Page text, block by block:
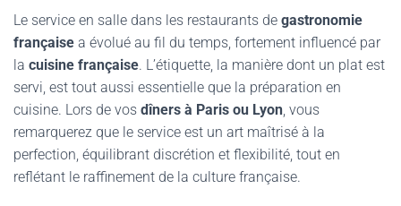
Le service en salle dans les restaurants de gastronomie
française a évolué au fil du temps, fortement influencé par
la cuisine française. L’étiquette, la manière dont un plat est
servi, est tout aussi essentielle que la préparation en
cuisine. Lors de vos dîners à Paris ou Lyon, vous
remarquerez que le service est un art maîtrisé à la
perfection, équilibrant discrétion et flexibilité, tout en
reflétant le raffinement de la culture française.